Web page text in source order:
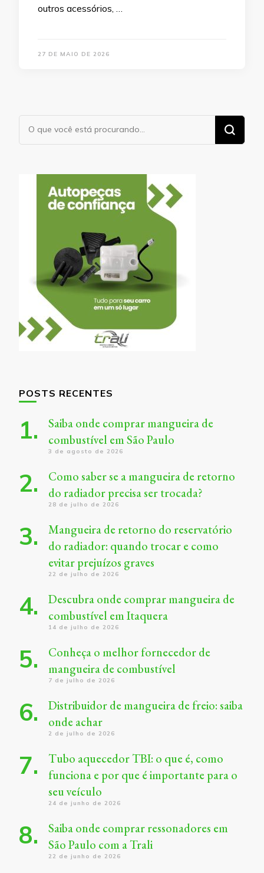
outros acessórios, …
27 DE MAIO DE 2026
Procurando
algo?
POSTS RECENTES
Saiba onde comprar mangueira de
combustível em São Paulo
3 de agosto de 2026
Como saber se a mangueira de retorno
do radiador precisa ser trocada?
28 de julho de 2026
Mangueira de retorno do reservatório
do radiador: quando trocar e como
evitar prejuízos graves
22 de julho de 2026
Descubra onde comprar mangueira de
combustível em Itaquera
14 de julho de 2026
Conheça o melhor fornecedor de
mangueira de combustível
7 de julho de 2026
Distribuidor de mangueira de freio: saiba
onde achar
2 de julho de 2026
Tubo aquecedor TBI: o que é, como
funciona e por que é importante para o
seu veículo
24 de junho de 2026
Saiba onde comprar ressonadores em
São Paulo com a Trali
22 de junho de 2026